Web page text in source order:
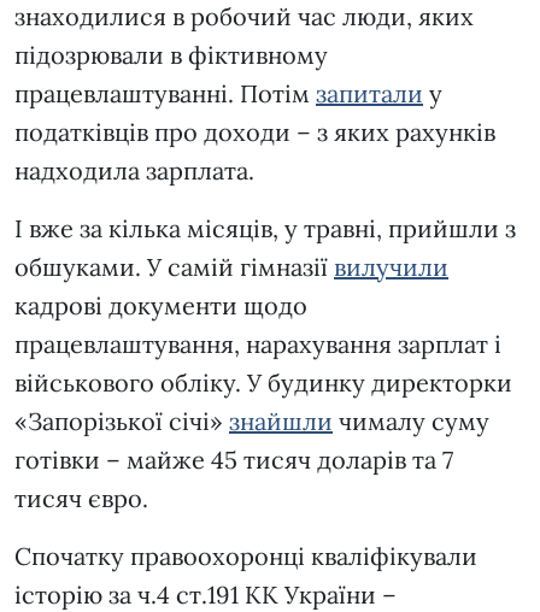
знаходилися в робочий час люди, яких
підозрювали в фіктивному
працевлаштуванні. Потім запитали у
податківців про доходи – з яких рахунків
надходила зарплата.
І вже за кілька місяців, у травні, прийшли з
обшуками. У самій гімназії вилучили
кадрові документи щодо
працевлаштування, нарахування зарплат і
військового обліку. У будинку директорки
«Запорізької січі» знайшли чималу суму
готівки – майже 45 тисяч доларів та 7
тисяч євро.
Спочатку правоохоронці кваліфікували
історію за ч.4 ст.191 КК України –